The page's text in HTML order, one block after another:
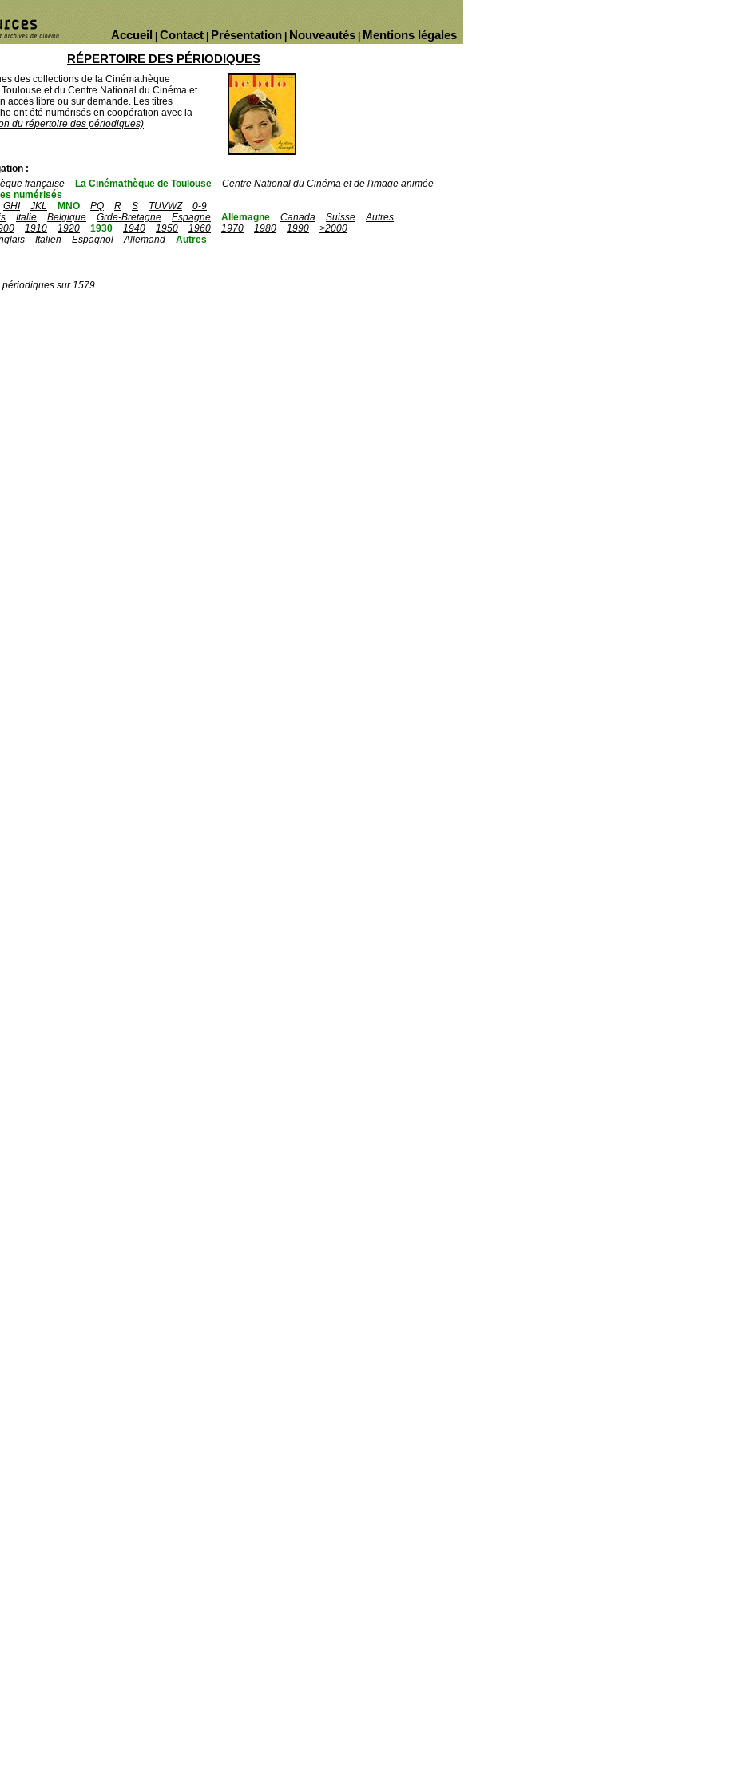
Mentions légales
Nouveautés
Présentation
Contact
Accueil
RÉPERTOIRE DES PÉRIODIQUES
des collections de la Cinémathèque
et du Centre National du Cinéma et
accès libre ou sur demande. Les titres
ont été numérisés en coopération avec la
du répertoire des périodiques)
:
française La Cinémathèque de Toulouse
Centre National du Cinéma et de l'image animée
numérisés
GHI JKL MNO PQ R S TUVWZ
0-9
Italie Belgique Grde-Bretagne Espagne Allemagne Canada Suisse
Autres
1910 1920 1930 1940 1950 1960 1970 1980 1990
>2000
Italien Espagnol Allemand
Autres
sur 1579